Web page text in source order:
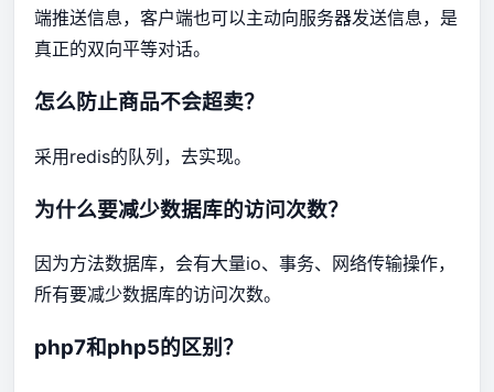
端推送信息，客户端也可以主动向服务器发送信息，是
真正的双向平等对话。
怎么防止商品不会超卖？
采用redis的队列，去实现。
为什么要减少数据库的访问次数？
因为方法数据库，会有大量io、事务、网络传输操作，
所有要减少数据库的访问次数。
php7和php5的区别？